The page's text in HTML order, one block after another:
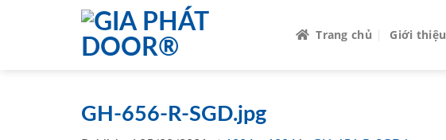
Trang chủ Giới thiệu
GH-656-R-SGD.jpg